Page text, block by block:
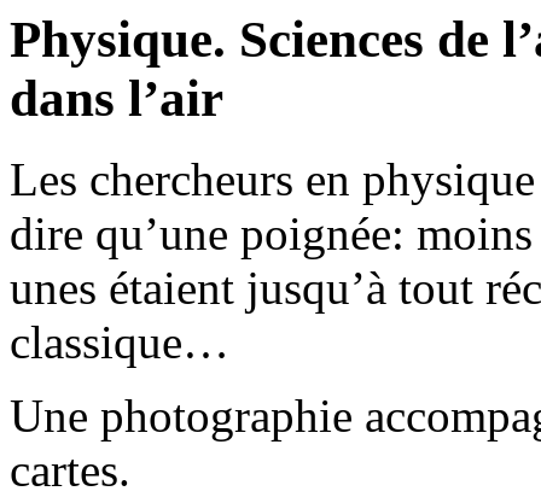
Physique. Sciences de
dans l’air
Les chercheurs en
dire qu’une poignée:
unes étaient jusqu’à tout
classique…
Une photographie
cartes.